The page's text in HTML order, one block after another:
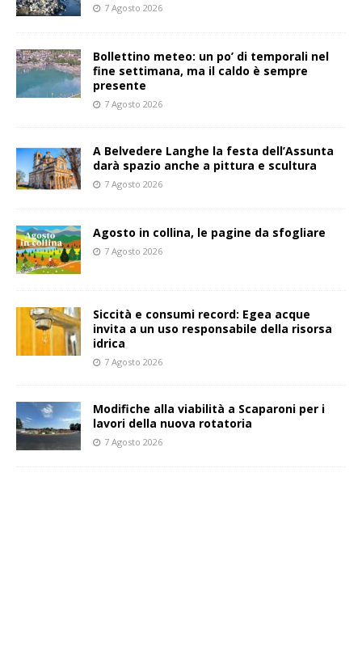
7 Agosto 2026
Bollettino meteo: un po’ di temporali nel
fine settimana, ma il caldo è sempre
presente
7 Agosto 2026
A Belvedere Langhe la festa dell’Assunta
darà spazio anche a pittura e scultura
7 Agosto 2026
Agosto in collina, le pagine da sfogliare
7 Agosto 2026
Siccità e consumi record: Egea acque
invita a un uso responsabile della risorsa
idrica
7 Agosto 2026
Modifiche alla viabilità a Scaparoni per i
lavori della nuova rotatoria
7 Agosto 2026